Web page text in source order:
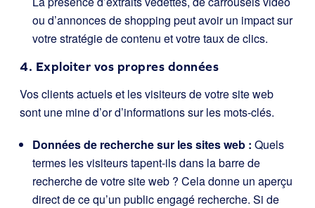
ou d’annonces de shopping peut avoir un impact sur
votre stratégie de contenu et votre taux de clics.
4. Exploiter vos propres données
Vos clients actuels et les visiteurs de votre site web
sont une mine d’or d’informations sur les mots-clés.
Données de recherche sur les sites web : Quels
termes les visiteurs tapent-ils dans la barre de
recherche de votre site web ? Cela donne un aperçu
direct de ce qu’un public engagé recherche. Si de